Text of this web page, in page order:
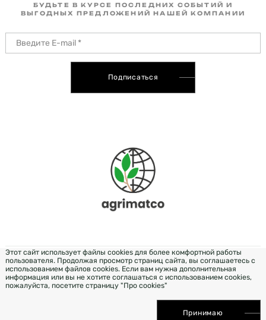
БУДЬТЕ В КУРСЕ ПОСЛЕДНИХ СОБЫТИЙ И
ВЫГОДНЫХ ПРЕДЛОЖЕНИЙ НАШЕЙ КОМПАНИИ
Подписаться
РОЗРОБКА & ДИЗАЙН — WEZOM
Этот сайт использует файлы cookies для более комфортной работы
пользователя. Продолжая просмотр страниц сайта, вы соглашаетесь с
использованием файлов cookies. Если вам нужна дополнительная
информация или вы не хотите соглашаться с использованием cookies,
пожалуйста, посетите страницу "Про cookies"
Принимаю